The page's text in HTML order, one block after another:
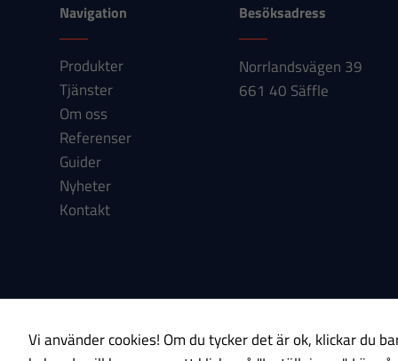
Navigation
Produkter
Tjänster
Om oss
Referenser
Guider
Nyheter
Kontakt
Besöksadress
Norrlandsvägen 39
661 40 Säffle
Om cookies Integritetspolicy
Vi använder cookies! Om du tycker det är ok, klickar du